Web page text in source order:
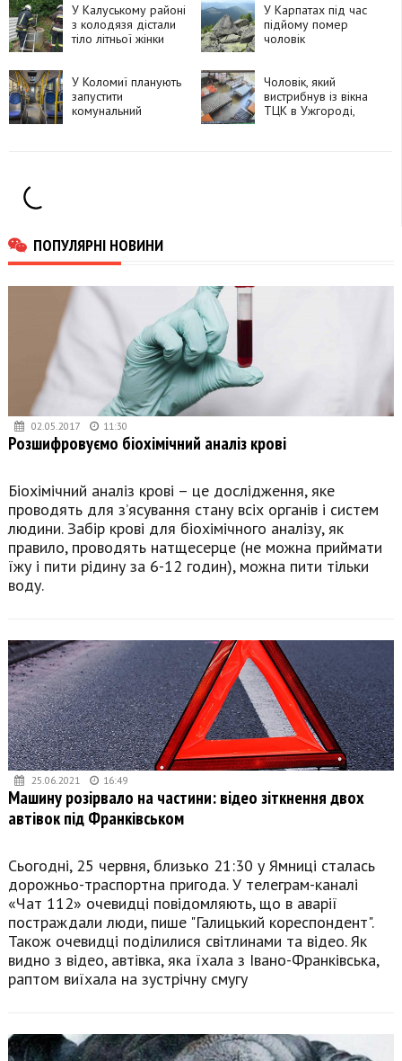
У Калуському районі
з колодязя дістали
тіло літньої жінки
У Карпатах під час
підйому помер
чоловік
У Коломиї планують
запустити
комунальний
Чоловік, який
вистрибнув із вікна
ТЦК в Ужгороді,
ПОПУЛЯРНІ НОВИНИ
02.05.2017 11:30
Розшифровуємо біохімічний аналіз крові
Біохімічний аналіз крові – це дослідження, яке
проводять для з’ясування стану всіх органів і систем
людини. Забір крові для біохімічного аналізу, як
правило, проводять натщесерце (не можна приймати
їжу і пити рідину за 6-12 годин), можна пити тільки
воду.
25.06.2021 16:49
Машину розірвало на частини: відео зіткнення двох
автівок під Франківськом
Сьогодні, 25 червня, близько 21:30 у Ямниці сталась
дорожньо-траспортна пригода. У телеграм-каналі
«Чат 112» очевидці повідомляють, що в аварії
постраждали люди, пише "Галицький кореспондент".
Також очевидці поділилися світлинами та відео. Як
видно з відео, автівка, яка їхала з Івано-Франківська,
раптом виїхала на зустрічну смугу